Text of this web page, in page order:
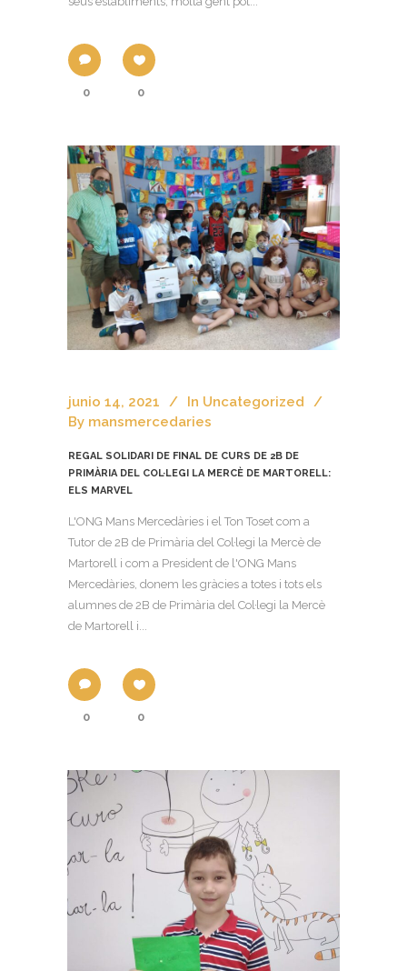
0 0
junio 14, 2021 In Uncategorized
By mansmercedaries
REGAL SOLIDARI DE FINAL DE CURS DE 2B DE
PRIMÀRIA DEL COL·LEGI LA MERCÈ DE MARTORELL:
ELS MARVEL
L'ONG Mans Mercedàries i el Ton Toset com a
Tutor de 2B de Primària del Col·legi la Mercè de
Martorell i com a President de l'ONG Mans
Mercedàries, donem les gràcies a totes i tots els
alumnes de 2B de Primària del Col·legi la Mercè
de Martorell i...
0 0